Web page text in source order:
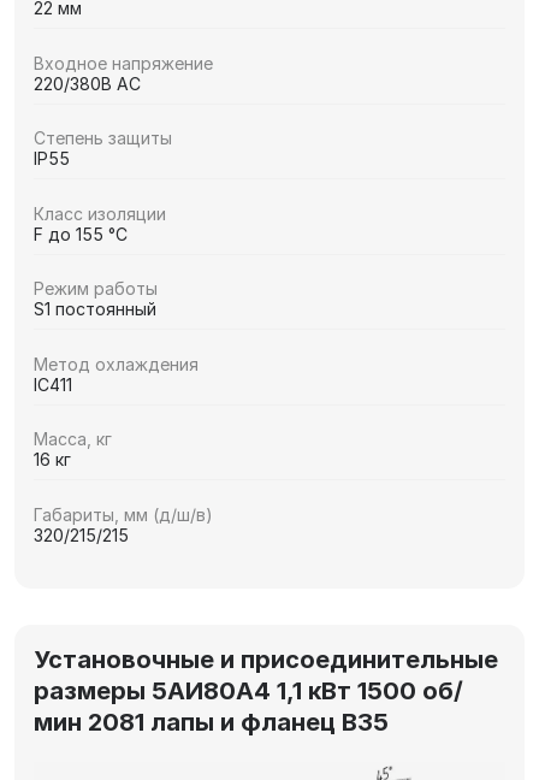
22 мм
Входное напряжение
220/380В AC
Степень защиты
IP55
Класс изоляции
F до 155 °C
Режим работы
S1 постоянный
Метод охлаждения
IC411
Масса, кг
16 кг
Габариты, мм (д/ш/в)
320/215/215
Установочные и присоединительные
размеры 5АИ80А4 1,1 кВт 1500 об/
мин 2081 лапы и фланец В35